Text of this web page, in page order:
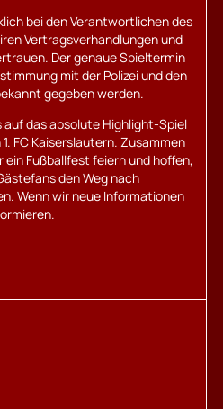
bei den Verantwortlichen des
Vertragsverhandlungen und
Der genaue Spieltermin
mit der Polizei und den
gegeben werden.
das absolute Highlight-Spiel
FC Kaiserslautern. Zusammen
ein Fußballfest feiern und hoffen,
den Weg nach
Wenn wir neue Informationen